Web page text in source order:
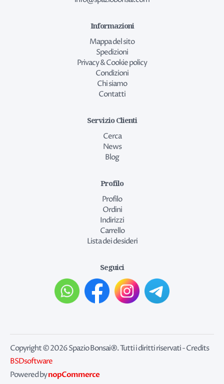
Informazioni
Mappa del sito
Spedizioni
Privacy & Cookie policy
Condizioni
Chi siamo
Contatti
Servizio Clienti
Cerca
News
Blog
Profilo
Profilo
Ordini
Indirizzi
Carrello
Lista dei desideri
Seguici
Copyright © 2026 Spazio Bonsai®. Tutti i diritti riservati - Credits
BSDsoftware
Powered bynopCommerce